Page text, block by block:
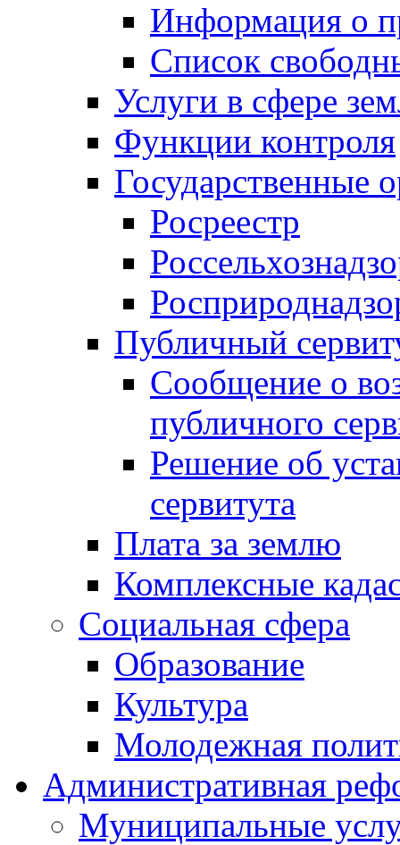
Информация о
Список
Услуги в сфере
Функции контроля
Государственные
Росреестр
Публичный
Сообщение о
публичного
Решение об
сервитута
Плата за землю
Комплексные
Социальная сфера
Образование
Культура
Молодежная
Административная
Муниципальные